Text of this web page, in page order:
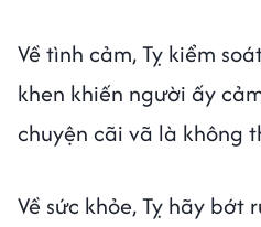
Về tình cảm, Tỵ kiểm
khen khiến người ấy
chuyện cãi vã là không
Về sức khỏe, Tỵ hãy bớt